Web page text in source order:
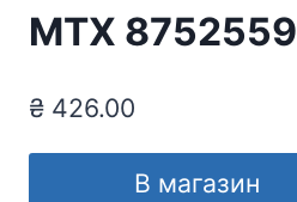
МТХ 8752559
₴ 426.00
В магазин